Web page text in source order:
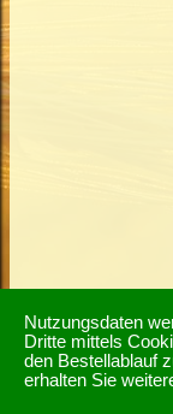
Nutzungsdaten
Dritte mittels
den Bestellablauf
erhalten Sie